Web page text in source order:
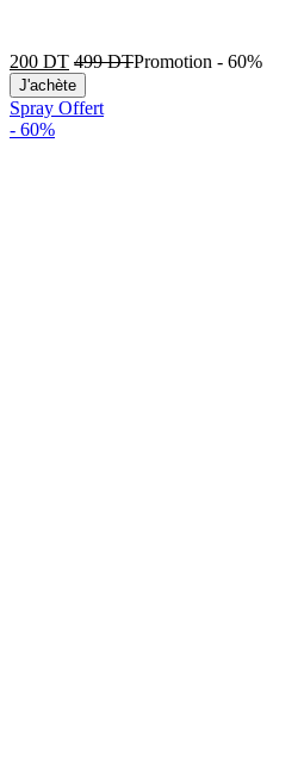
200 DT 499DTPromotion - 60%
J'achète
Spray Offert
- 60%